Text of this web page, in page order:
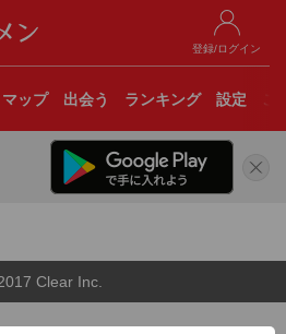
登録/ログイン
マップ 出会う ランキング 設定
Clear Inc.